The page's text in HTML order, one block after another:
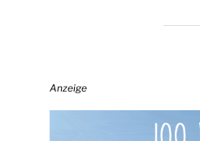
Anzeige